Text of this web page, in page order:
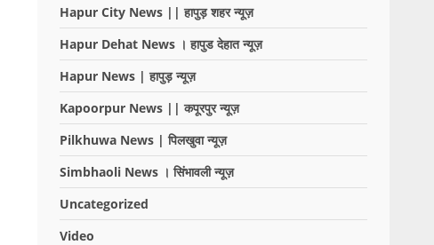
Hapur City News || हापुड़ शहर न्यूज़
Hapur Dehat News । हापुड देहात न्यूज़
Hapur News | हापुड़ न्यूज़
Kapoorpur News || कपूरपुर न्यूज़
Pilkhuwa News | पिलखुवा न्यूज़
Simbhaoli News । सिंभावली न्यूज़
Uncategorized
Video